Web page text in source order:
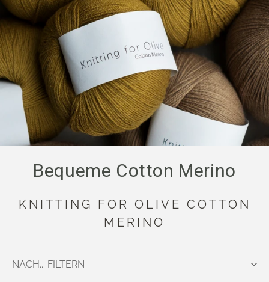
Bequeme Cotton Merino
KNITTING FOR OLIVE COTTON
MERINO
NACH... FILTERN